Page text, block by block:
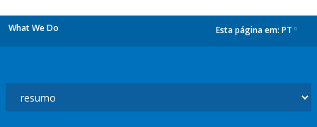
What We Do Esta página em: PT